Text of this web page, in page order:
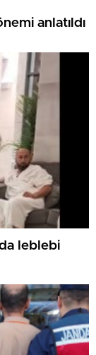
anlatıldı
leblebi